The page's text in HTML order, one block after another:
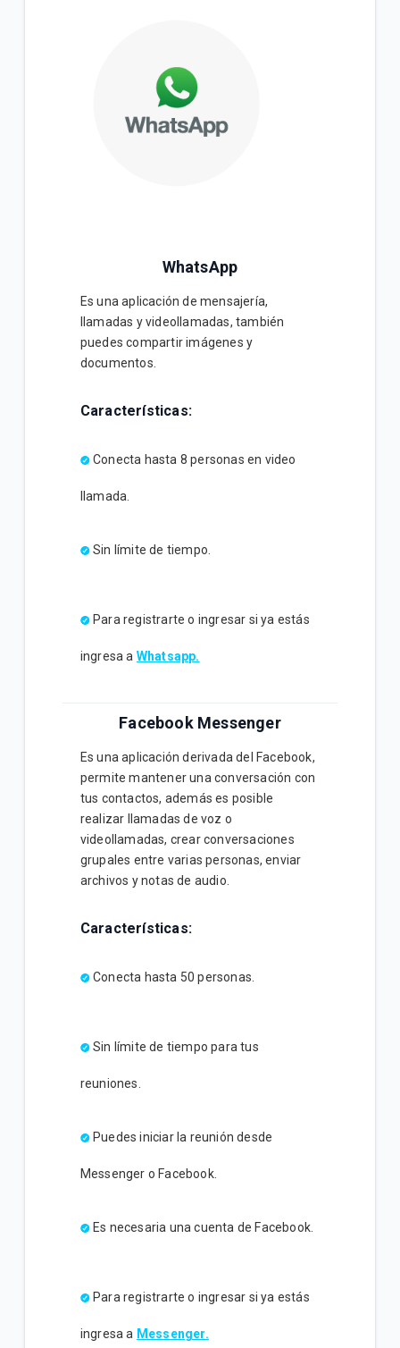
WhatsApp
Es una aplicación de mensajería,
llamadas y videollamadas, también
puedes compartir imágenes y
documentos.
Características:
Conecta hasta 8 personas en video
llamada.
Sin límite de tiempo.
Para registrarte o ingresar si ya estás
ingresa a Whatsapp.
Facebook Messenger
Es una aplicación derivada del Facebook,
permite mantener una conversación con
tus contactos, además es posible
realizar llamadas de voz o
videollamadas, crear conversaciones
grupales entre varias personas, enviar
archivos y notas de audio.
Características:
Conecta hasta 50 personas.
Sin límite de tiempo para tus
reuniones.
Puedes iniciar la reunión desde
Messenger o Facebook.
Es necesaria una cuenta de Facebook.
Para registrarte o ingresar si ya estás
ingresa a Messenger.